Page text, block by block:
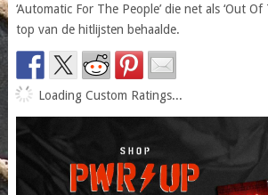
‘Automatic For The People’ die net als ‘Out Of
top van de hitlijsten behaalde.
Loading Custom Ratings...